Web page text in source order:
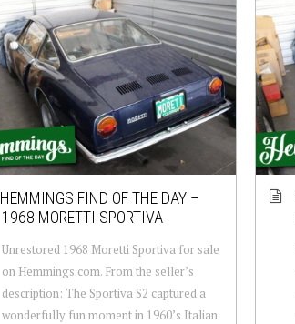
HEMMINGS FIND OF THE DAY –
1968 MORETTI SPORTIVA
Unrestored 1968 Moretti Sportiva for sale
on Hemmings.com. From the seller’s
description: The Sportiva S2 captured a
wonderfully fun moment in 1960’s Italian